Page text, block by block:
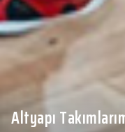
Altyapı